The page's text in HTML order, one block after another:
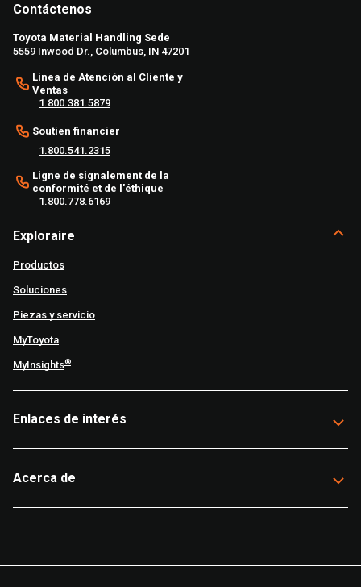
Contáctenos
Toyota Material Handling Sede
5559 Inwood Dr., Columbus, IN 47201
Línea de Atención al Cliente y
Ventas
1.800.381.5879
Soutien financier
1.800.541.2315
Ligne de signalement de la
conformité et de l'éthique
1.800.778.6169
Exploraire
Productos
Soluciones
Piezas y servicio
MyToyota
MyInsights®
Enlaces de interés
Acerca de